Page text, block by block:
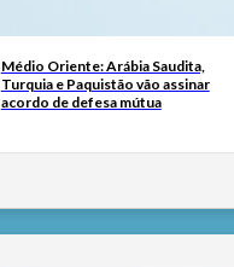
Médio Oriente: Arábia Saudita,
Turquia e Paquistão vão assinar
acordo de defesa mútua